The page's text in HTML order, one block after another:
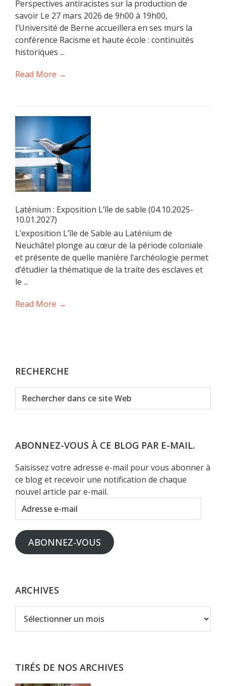
Perspectives antiracistes sur la production de
savoir Le 27 mars 2026 de 9h00 à 19h00,
l’Université de Berne accueillera en ses murs la
conférence Racisme et haute école : continuités
historiques ...
Read More →
Laténium : Exposition L’île de sable (04.10.2025-
10.01.2027)
L’exposition L’île de Sable au Laténium de
Neuchâtel plonge au cœur de la période coloniale
et présente de quelle manière l’archéologie permet
d’étudier la thématique de la traite des esclaves et
le ...
Read More →
RECHERCHE
Rechercher
dans
Web
ABONNEZ-VOUS À CE BLOG PAR E-MAIL.
Saisissez votre adresse e-mail pour vous abonner à
ce blog et recevoir une notification de chaque
nouvel article par e-mail.
Adresse
e-
mail
ABONNEZ-VOUS
ARCHIVES
TIRÉS DE NOS ARCHIVES